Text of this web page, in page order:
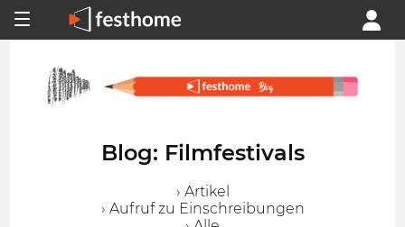
Blog: Filmfestivals
› Artikel
› Aufruf zu Einschreibungen